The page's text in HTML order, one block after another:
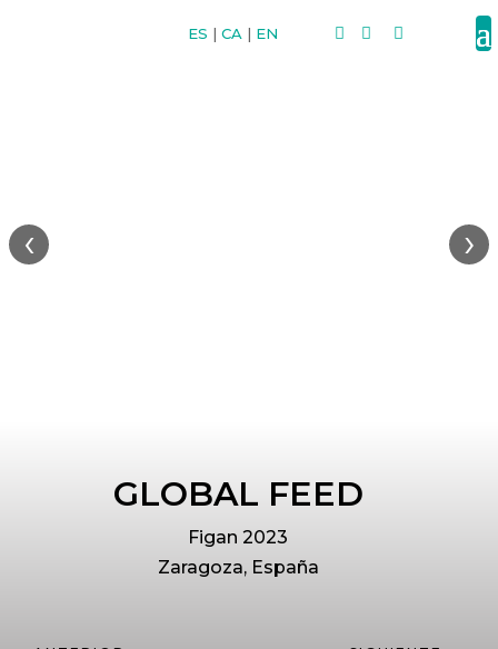
  
ES | CA | EN
‹ ›
GLOBAL FEED
Figan 2023
Zaragoza, España